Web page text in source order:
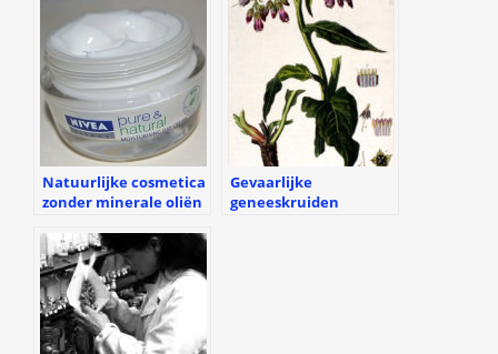
Natuurlijke cosmetica
zonder minerale oliën
Gevaarlijke
geneeskruiden